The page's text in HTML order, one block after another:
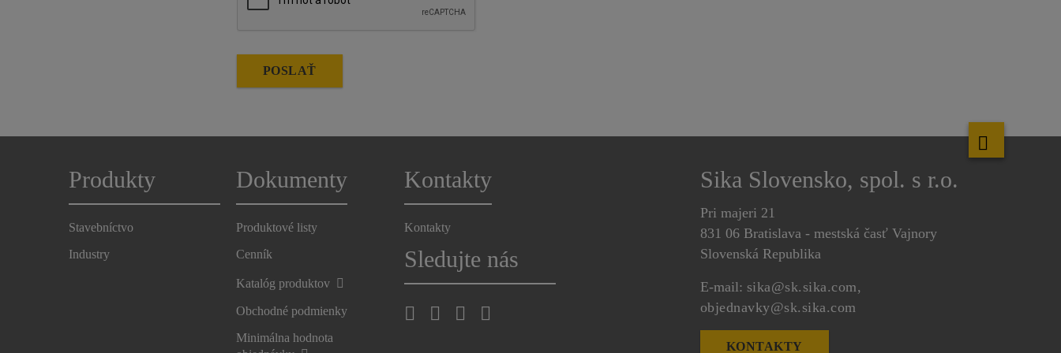
POSLAŤ
Produkty
Stavebníctvo
Industry
Dokumenty
Produktové listy
Cenník
Katalóg produktov
Obchodné podmienky
Minimálna hodnota
Kontakty
Kontakty
Sledujte nás
Sika Slovensko, spol. s r.o.
Pri majeri 21
831 06 Bratislava - mestská časť Vajnory
Slovenská Republika
E-mail: sika@sk.sika.com,
objednavky@sk.sika.com
KONTAKTY